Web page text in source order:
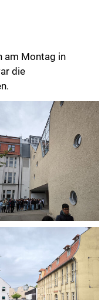
am Montag in
die